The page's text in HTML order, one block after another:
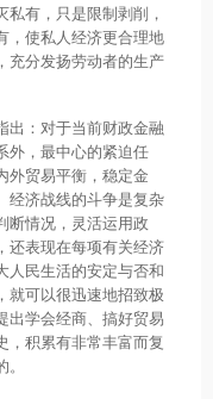
有，只是限制剥削，
，使私人经济更合理地
充分发扬劳动者的生产
出：对于当前财政金融
外，最中心的紧迫任
外贸易平衡，稳定金
经济战线的斗争是复杂
断情况，灵活运用政
还表现在每项有关经济
人民生活的安定与否和
就可以很迅速地招致极
出学会经商、搞好贸易
，积累有非常丰富而复